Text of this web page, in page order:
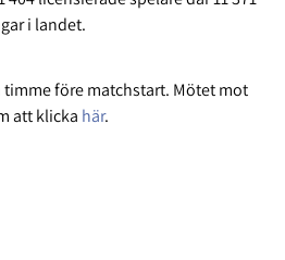
i landet.
före matchstart. Mötet mot
att klicka här.